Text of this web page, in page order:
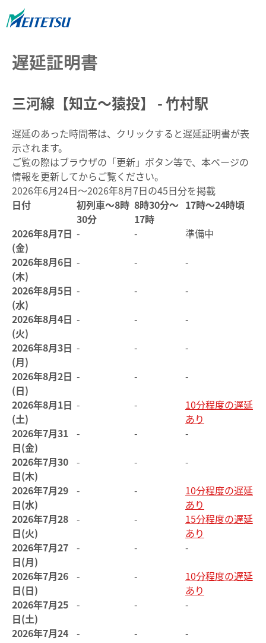
遅延証明書
三河線【知立～猿投】 - 竹村駅
遅延のあった時間帯は、クリックすると遅延証明書が表
示されます。
ご覧の際はブラウザの「更新」ボタン等で、本ページの
情報を更新してからご覧ください。
2026年6月24日～2026年8月7日の45日分を掲載
日付
初列車～8時
30分
8時30分～
17時
17時～24時頃
2026年8月7日
(金)
- -
準備中
2026年8月6日
(木)
- -
-
2026年8月5日
(水)
- -
-
2026年8月4日
(火)
- -
-
2026年8月3日
(月)
- -
-
2026年8月2日
(日)
- -
-
2026年8月1日
(土)
- -
10分程度の遅延
あり
2026年7月31
日(金)
- -
-
2026年7月30
日(木)
- -
-
2026年7月29
日(水)
- -
10分程度の遅延
あり
2026年7月28
日(火)
- -
15分程度の遅延
あり
2026年7月27
日(月)
- -
-
2026年7月26
日(日)
- -
10分程度の遅延
あり
2026年7月25
日(土)
- -
-
2026年7月24 - -
-